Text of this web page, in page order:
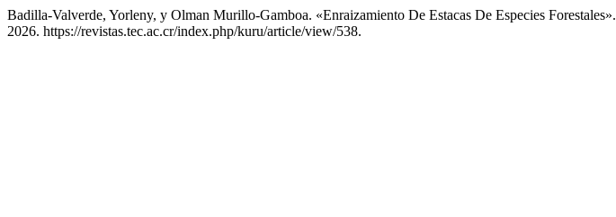
Badilla-Valverde, Yorleny, y Olman Murillo-Gamboa. «Enraizamiento De Estacas De Especies Forestales».
2026. https://revistas.tec.ac.cr/index.php/kuru/article/view/538.